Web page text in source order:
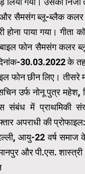
सैमसंग ब्लू-ब्लैक कलर
पाया गया।
फोन सैमसंग कलर ब्लू-
30.03.2022 के
फोन छीन लिए। तीसरे
उर्फ ​​नोनू पुत्र
संबंध में प्राथमिकी
अपराधी की
आयु-22 वर्ष समाज के
और पी.एस.